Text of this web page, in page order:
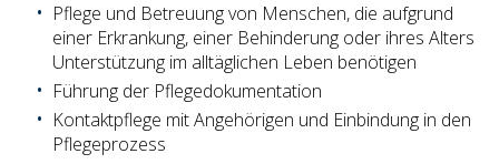
Pflege und Betreuung von Menschen, die aufgrund
einer Erkrankung, einer Behinderung oder ihres Alters
Unterstützung im alltäglichen Leben benötigen
Führung der Pflegedokumentation
Kontaktpflege mit Angehörigen und Einbindung in den
Pflegeprozess